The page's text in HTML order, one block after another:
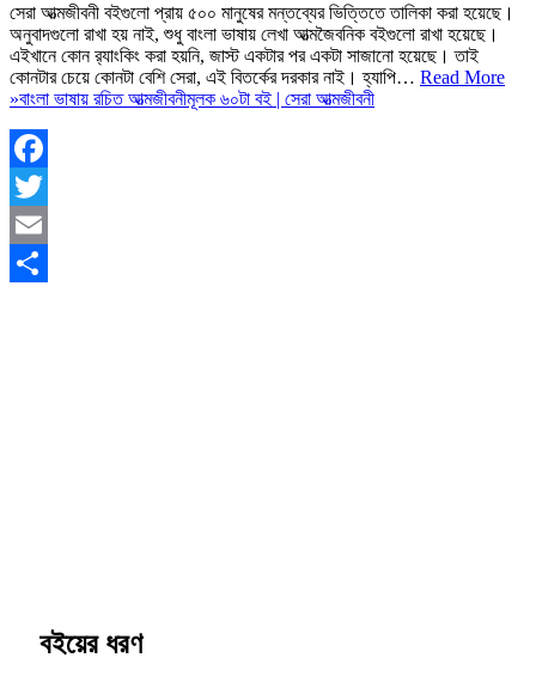
সেরা আত্মজীবনী বইগুলো প্রায় ৫০০ মানুষের মন্তব্যের ভিত্তিতে তালিকা করা হয়েছে।
অনুবাদগুলো রাখা হয় নাই, শুধু বাংলা ভাষায় লেখা আত্মজৈবনিক বইগুলো রাখা হয়েছে।
এইখানে কোন র‍্যাংকিং করা হয়নি, জাস্ট একটার পর একটা সাজানো হয়েছে। তাই
কোনটার চেয়ে কোনটা বেশি সেরা, এই বিতর্কের দরকার নাই। হ্যাপি… Read More
»বাংলা ভাষায় রচিত আত্মজীবনীমূলক ৬০টা বই | সেরা আত্মজীবনী
Facebook
Twitter
Email
বইয়ের ধরণ